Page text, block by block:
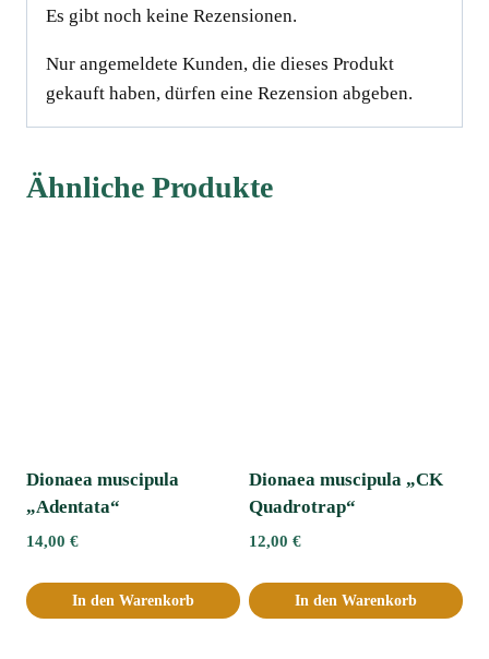
Es gibt noch keine Rezensionen.
Nur angemeldete Kunden, die dieses Produkt
gekauft haben, dürfen eine Rezension abgeben.
Ähnliche Produkte
Dionaea muscipula
„Adentata“ﾠ
14,00 €
In den Warenkorb
Dionaea muscipula „CK
Quadrotrap“
12,00 €
In den Warenkorb